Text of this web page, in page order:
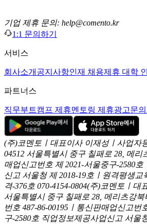
기업 제휴 문의: help@comento.kr
1:1 문의하기
서비스
회사소개 공지사항인재 채용제휴 대학
파트너스
직무부트캠프 제휴멘토링 제휴광고문의
(주)코멘토ㅣ대표이사 이재성ㅣ사업자
04512 서울특별시 중구 칠패로 28, 메리
매업신고번호 제 2021-서울중구-2580
신고 서울청 제 2018-19호ㅣ원격평생교
격-376호 070-4154-0804(주)코멘토ㅣ대
서울특별시 중구 칠패로 28, 메리츠강북
번호 487-86-00195ㅣ통신판매업신고번
구-2580호 직업정보제공사업신고 서울